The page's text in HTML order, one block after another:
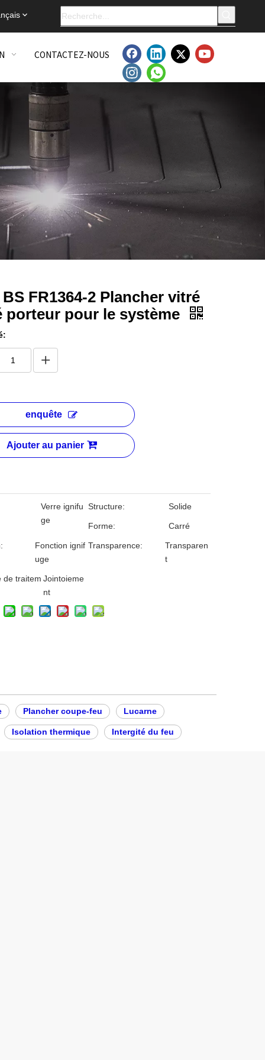
CONTACTEZ-NOUS
BS FR1364-2 Plancher vitré
porteur pour le système
enquête
Ajouter au panier
Verre ignifu
ge
Structure: Solide
Forme: Carré
Fonction ignif
uge
Transparence:
Transparen
t
de traitem Jointoieme
nt
Plancher coupe-feu Lucarne
Isolation thermique Intergité du feu